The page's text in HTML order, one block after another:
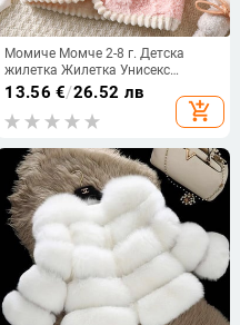
Момиче Момче 2-8 г. Детска
жилетка Жилетка Унисекс
Жилетки Жилетки Бебешки
фланелени удебелени домашни
дрехи Прохождащи момичета
13.56 €/26.52 лв
add_shopping_cart